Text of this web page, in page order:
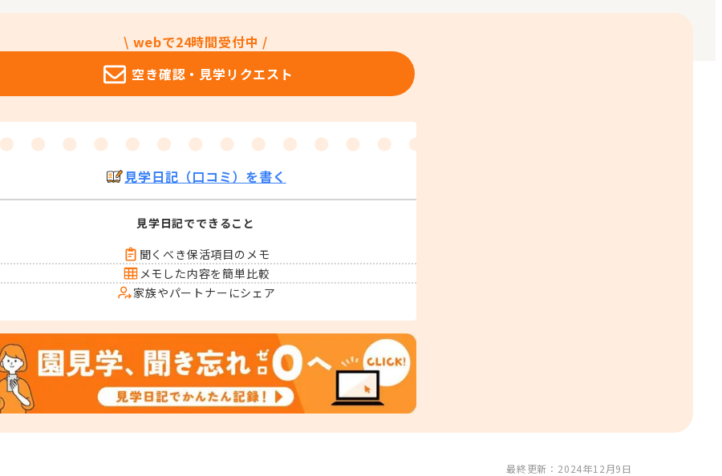
\ webで24時間受付中 /
空き確認・ 見学リクエスト
見学日記（口コミ）を書く
見学日記でできること
聞くべき保活項目のメモ
メモした内容を簡単比較
家族やパートナーにシェア
最終更新：2024年12月9日